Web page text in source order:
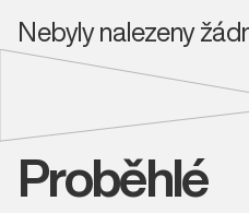
Nebyly nalezeny
Proběhlé